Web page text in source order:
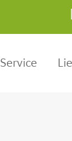
Service